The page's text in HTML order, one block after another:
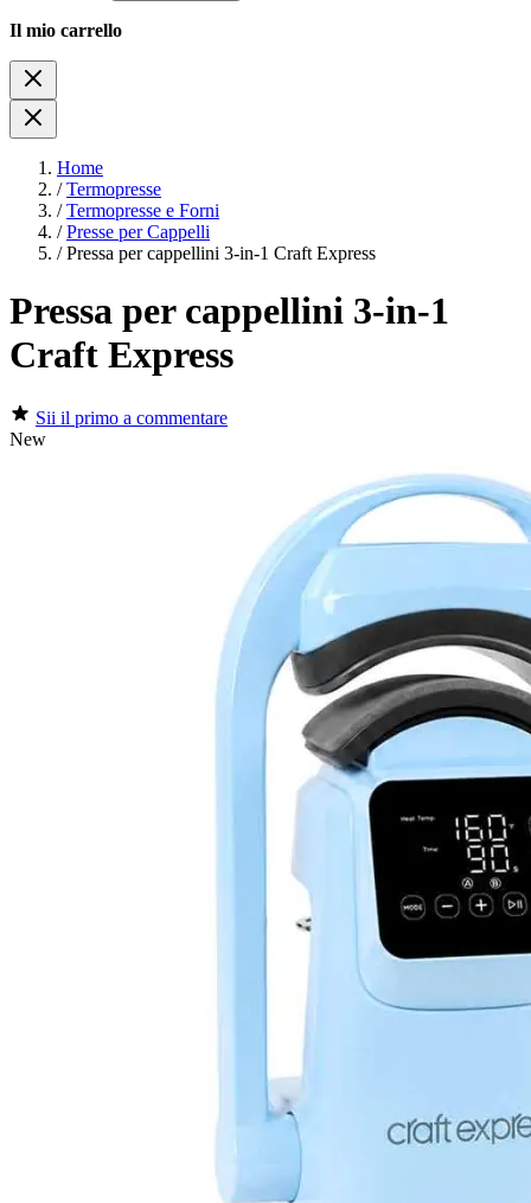
Il mio carrello
Home
/ Termopresse
/ Termopresse e Forni
/ Presse per Cappelli
/ Pressa per cappellini 3-in-1 Craft Express
Pressa per cappellini 3-in-1
Craft Express
Sii il primo a commentare
New